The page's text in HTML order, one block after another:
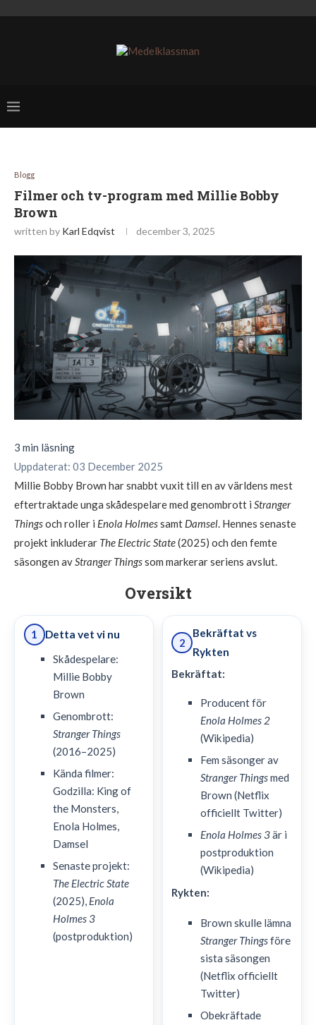
Blogg
Filmer och tv-program med Millie Bobby
Brown
written by Karl Edqvist december 3, 2025
3 min läsning
Uppdaterat: 03 December 2025
Millie Bobby Brown har snabbt vuxit till en av världens mest
eftertraktade unga skådespelare med genombrott i Stranger
Thingsoch roller i Enola Holmessamt Damsel. Hennes senaste
projekt inkluderar The Electric State(2025) och den femte
säsongen avStranger Thingssom markerar seriens avslut.
Oversikt
1
Detta vet vi nu
Skådespelare:
Millie Bobby
Brown
Genombrott:
Stranger Things
(2016–2025)
Kända filmer:
Godzilla: King of
the Monsters,
Enola Holmes,
Damsel
Senaste projekt:
The Electric State
(2025), Enola
Holmes 3
(postproduktion)
2
Bekräftat vs
Rykten
Bekräftat:
Producent för
Enola Holmes 2
(Wikipedia)
Fem säsonger av
Stranger Thingsmed
Brown (Netflix
officiellt Twitter)
Enola Holmes 3är i
postproduktion
(Wikipedia)
Rykten:
Brown skulle lämna
Stranger Thingsföre
sista säsongen
(Netflix officiellt
Twitter)
Obekräftade